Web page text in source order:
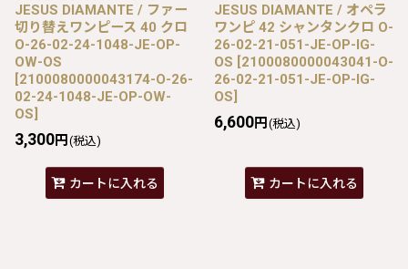
JESUS DIAMANTE / ファー
切り替えワンピース 40 クロ
O-26-02-24-1048-JE-OP-
OW-OS
[2100080000043174-O-26-
02-24-1048-JE-OP-OW-
OS]
3,300円 (税込)
カートに入れる
JESUS DIAMANTE / オペラ
ワンピ 42 シャンタンクロ O-
26-02-21-051-JE-OP-IG-
OS [2100080000043041-O-
26-02-21-051-JE-OP-IG-
OS]
6,600円 (税込)
カートに入れる